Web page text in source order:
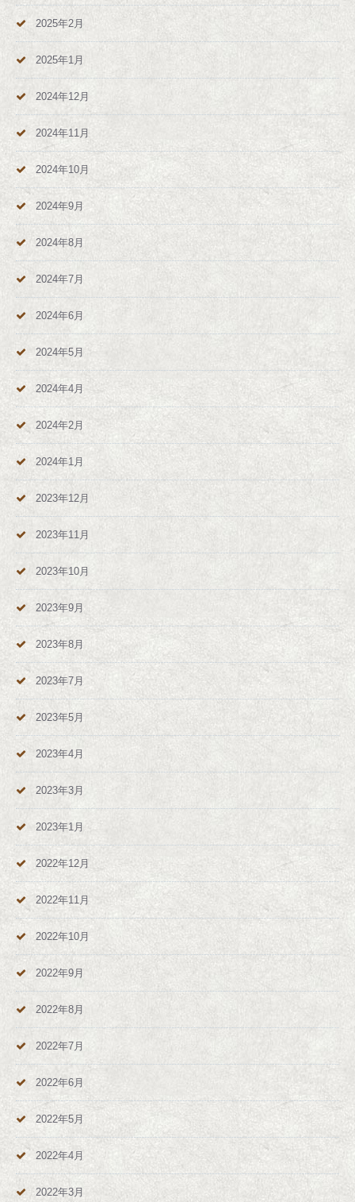
2025年2月
2025年1月
2024年12月
2024年11月
2024年10月
2024年9月
2024年8月
2024年7月
2024年6月
2024年5月
2024年4月
2024年2月
2024年1月
2023年12月
2023年11月
2023年10月
2023年9月
2023年8月
2023年7月
2023年5月
2023年4月
2023年3月
2023年1月
2022年12月
2022年11月
2022年10月
2022年9月
2022年8月
2022年7月
2022年6月
2022年5月
2022年4月
2022年3月